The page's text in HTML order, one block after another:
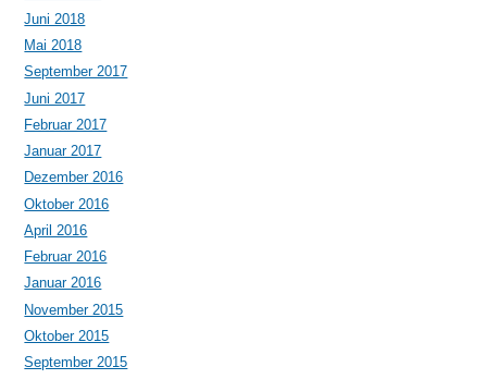
Juni 2018
Mai 2018
September 2017
Juni 2017
Februar 2017
Januar 2017
Dezember 2016
Oktober 2016
April 2016
Februar 2016
Januar 2016
November 2015
Oktober 2015
September 2015